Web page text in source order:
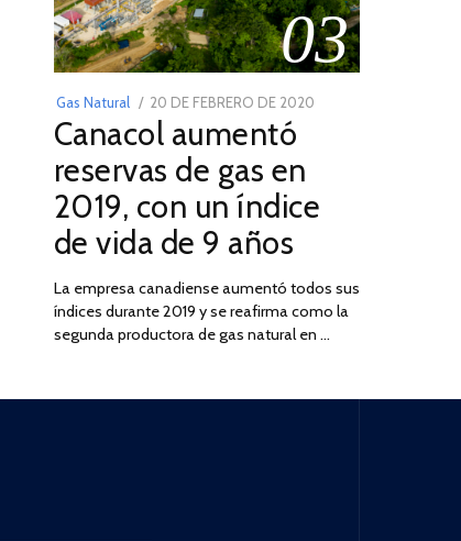
03
Gas Natural
POSTED
ON
20 DE FEBRERO DE 2020
2025
Canacol aumentó
reservas de gas en
2019, con un índice
de vida de 9 años
La empresa canadiense aumentó todos sus
índices durante 2019 y se reafirma como la
segunda productora de gas natural en …